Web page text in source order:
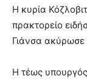
Η κυρία
πρακτορείο
Γιάνσα ακύρωσε
Η τέως υπουργός